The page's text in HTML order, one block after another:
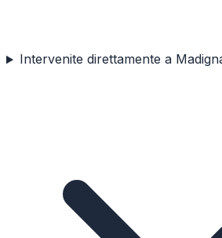
Intervenite direttamente a